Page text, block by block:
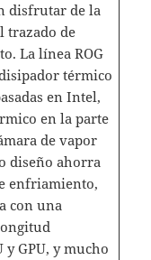
disfrutar de la
trazado de
La línea ROG
térmico
en Intel,
en la parte
de vapor
diseño ahorra
enfriamiento,
con una
GPU, y mucho